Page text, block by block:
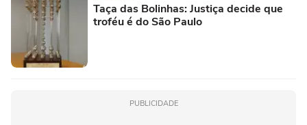
Taça das Bolinhas: Justiça decide que
troféu é do São Paulo
PUBLICIDADE